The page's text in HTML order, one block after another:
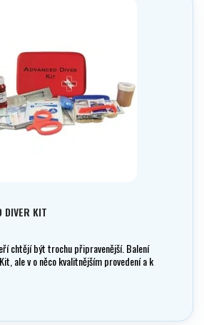
DIVER KIT
chtějí být trochu připravenější. Balení
ale v o něco kvalitnějším provedení a k